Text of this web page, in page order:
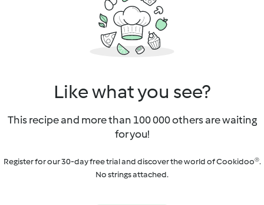
Like what you see?
This recipe and more than 100 000 others are waiting
for you!
Register for our 30-day free trial and discover the world of Cookidoo®.
No strings attached.